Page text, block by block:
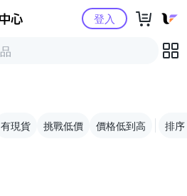
Yahoo購物中心登入
有現貨 挑戰低價 價格低到高 排序